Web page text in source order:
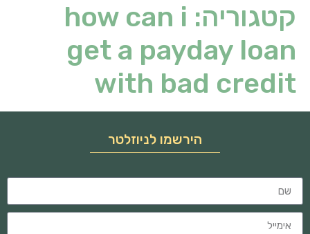
קטגוריה: how can i
get a payday loan
with bad credit
הירשמו לניוזלטר